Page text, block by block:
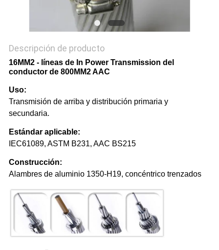
Descripción de producto
16MM2 - líneas de In Power Transmission del
conductor de 800MM2 AAC
Uso:
Transmisión de arriba y distribución primaria y
secundaria.
Estándar aplicable:
IEC61089, ASTM B231, AAC BS215
Construcción:
Alambres de aluminio 1350-H19, concéntrico trenzados